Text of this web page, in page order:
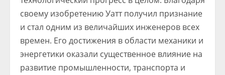
своему изобретению Уатт получил признание
и стал одним из величайших инженеров всех
времен. Его достижения в области механики и
энергетики оказали существенное влияние на
развитие промышленности, транспорта и